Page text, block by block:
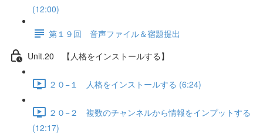
(12:00)
第１９回 音声ファイル＆宿題提出
Unit.20 【人格をインストールする】
２０−１ 人格をインストールする (6:24)
２０−２ 複数のチャンネルから情報をインプットする
(12:17)